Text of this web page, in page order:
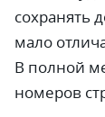
сохранять
мало
В полной
номеров